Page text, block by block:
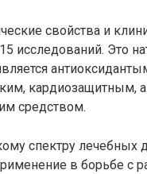
свойства и
исследований. Это
кардиозащитным,
средством.
спектру лечебных
в борьбе с